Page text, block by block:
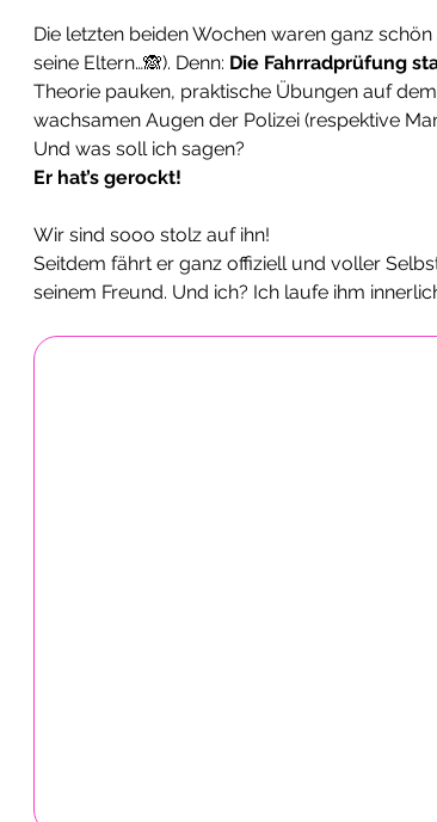
Die letzten beiden Wochen waren ganz
seine Eltern…🙈). Denn: Die Fahrradprüfung
Theorie pauken, praktische Übungen auf
wachsamen Augen der Polizei (respektive
Und was soll ich sagen?
Er hat’s gerockt!
Wir sind sooo stolz auf ihn!
Seitdem fährt er ganz offiziell und voller
seinem Freund. Und ich? Ich laufe ihm